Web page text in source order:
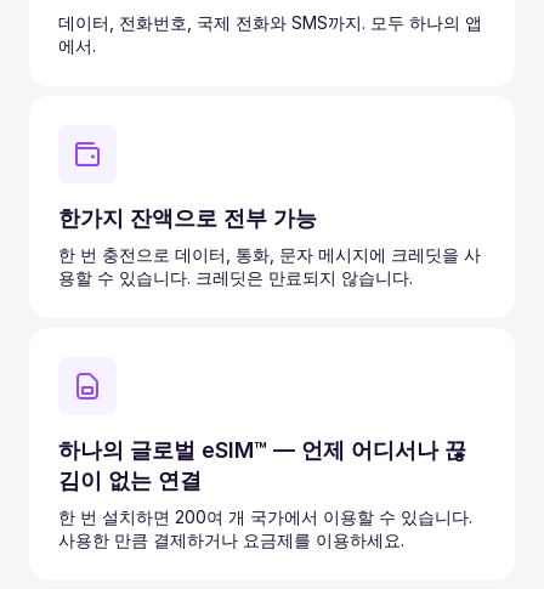
데이터, 전화번호, 국제 전화와 SMS까지. 모두 하나의 앱
에서.
한가지 잔액으로 전부 가능
한 번 충전으로 데이터, 통화, 문자 메시지에 크레딧을 사
용할 수 있습니다. 크레딧은 만료되지 않습니다.
하나의 글로벌 eSIM™ — 언제 어디서나 끊
김이 없는 연결
한 번 설치하면 200여 개 국가에서 이용할 수 있습니다.
사용한 만큼 결제하거나 요금제를 이용하세요.